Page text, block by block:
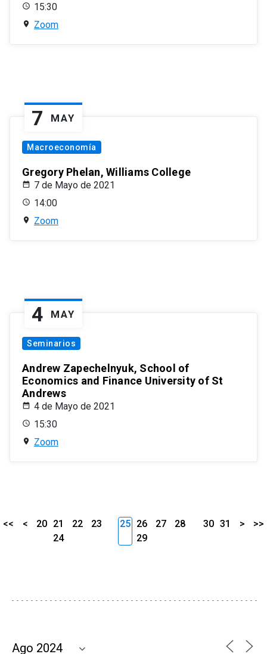
15:30
Zoom
7 MAY
Macroeconomía
Gregory Phelan, Williams College
7 de Mayo de 2021
14:00
Zoom
4 MAY
Seminarios
Andrew Zapechelnyuk, School of
Economics and Finance University of St
Andrews
4 de Mayo de 2021
15:30
Zoom
<< < 20 21 22
23
24
25 26 27
28
29
30 31 > >>